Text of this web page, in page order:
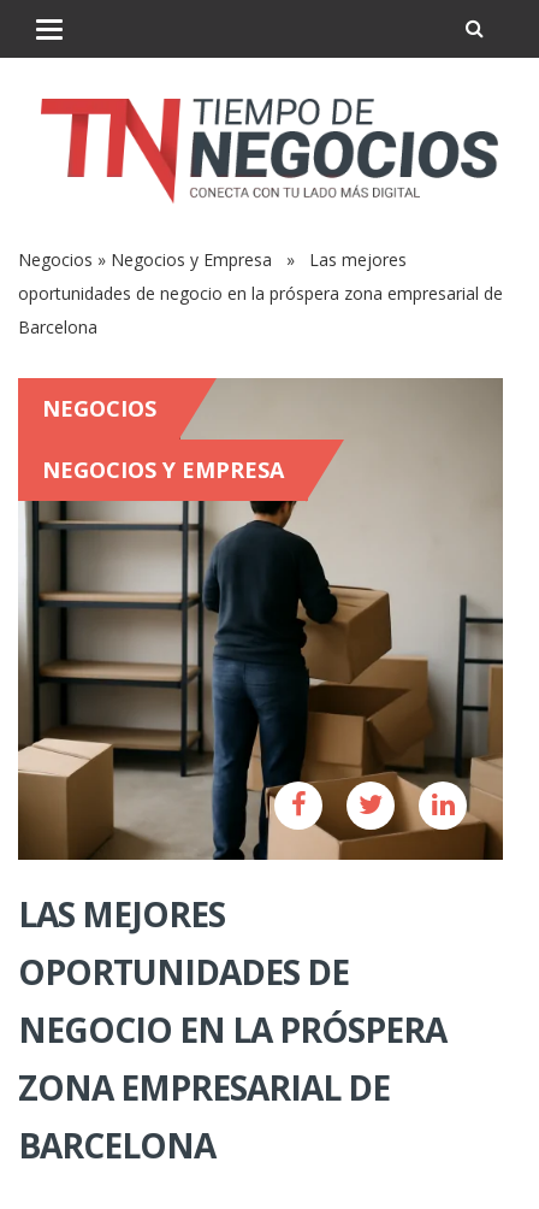
Negocios » Negocios y Empresa » Las mejores
oportunidades de negocio en la próspera zona empresarial de
Barcelona
NEGOCIOS
NEGOCIOS Y EMPRESA
LAS MEJORES
OPORTUNIDADES DE
NEGOCIO EN LA PRÓSPERA
ZONA EMPRESARIAL DE
BARCELONA